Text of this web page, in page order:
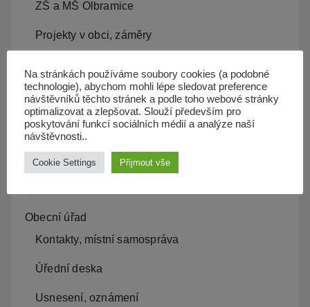
ZŠ a MŠ Olbramice
Projekty v obci, záměry
Kanalizace
Územní plán
Občan server
Obecní úřad
Kontakty, místní samospráva
Úřední deska
Usnesení, oznámení
Na stránkách používáme soubory cookies (a podobné
technologie), abychom mohli lépe sledovat preference
návštěvníků těchto stránek a podle toho webové stránky
optimalizovat a zlepšovat. Slouží především pro
poskytování funkcí sociálních médií a analýze naší
návštěvnosti..
Cookie Settings Přijmout vše